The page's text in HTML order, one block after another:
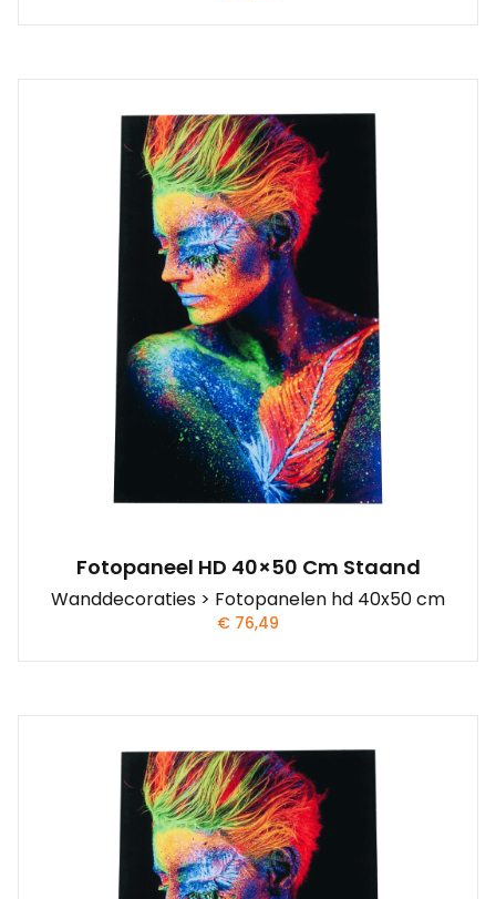
Fotopaneel HD 40×50 Cm Staand
Wanddecoraties > Fotopanelen hd 40x50 cm
€ 76,49